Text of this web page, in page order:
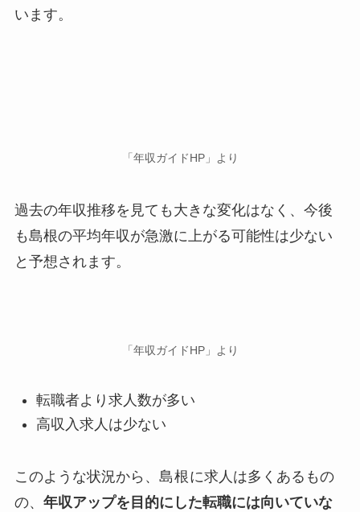
います。
「年収ガイドHP」より
過去の年収推移を見ても大きな変化はなく、今後
も島根の平均年収が急激に上がる可能性は少ない
と予想されます。
「年収ガイドHP」より
転職者より求人数が多い
高収入求人は少ない
このような状況から、 島根に求人は多くあるもの
の、 年収アップを目的にした転職には向いていな